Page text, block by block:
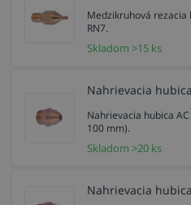
Medzikruhová
RN7.
Skladom >15 ks
Nahrievacia
Nahrievacia hubica
100 mm).
Skladom >20 ks
Nahrievacia